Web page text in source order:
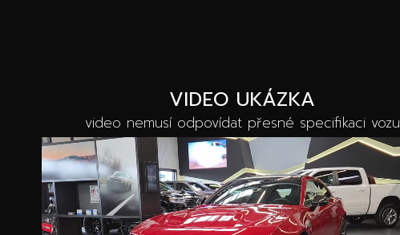
VIDEO UKÁZKA
video nemusí odpovídat přesné specifikaci vozu